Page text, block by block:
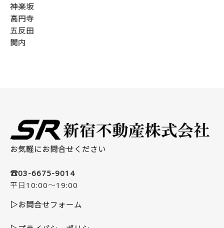
神楽坂
高円寺
五反田
関内
お気軽にお問合せください
☎03-6675-9014
平日10:00～19:00
▷お問合せフォーム